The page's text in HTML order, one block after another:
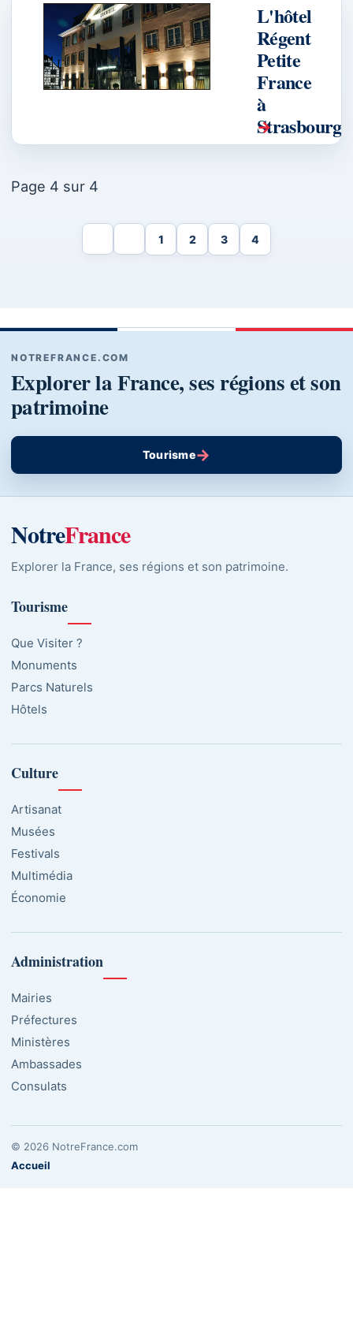
L'hôtel
Régent
Petite
France
à
Strasbourg
Page 4 sur 4
1 2 3 4
NOTREFRANCE.COM
Explorer la France, ses régions et son
patrimoine
Tourisme→
NotreFrance
Explorer la France, ses régions et son patrimoine.
Tourisme
Que Visiter ?
Monuments
Parcs Naturels
Hôtels
Culture
Artisanat
Musées
Festivals
Multimédia
Économie
Administration
Mairies
Préfectures
Ministères
Ambassades
Consulats
© 2026 NotreFrance.com
Accueil